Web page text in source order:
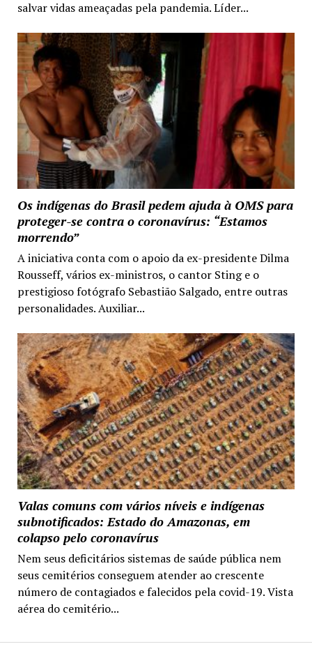
salvar vidas ameaçadas pela pandemia. Líder...
Os indígenas do Brasil pedem ajuda à OMS para
proteger-se contra o coronavírus: “Estamos
morrendo”
A iniciativa conta com o apoio da ex-presidente Dilma
Rousseff, vários ex-ministros, o cantor Sting e o
prestigioso fotógrafo Sebastião Salgado, entre outras
personalidades. Auxiliar...
Valas comuns com vários níveis e indígenas
subnotificados: Estado do Amazonas, em
colapso pelo coronavírus
Nem seus deficitários sistemas de saúde pública nem
seus cemitérios conseguem atender ao crescente
número de contagiados e falecidos pela covid-19. Vista
aérea do cemitério...